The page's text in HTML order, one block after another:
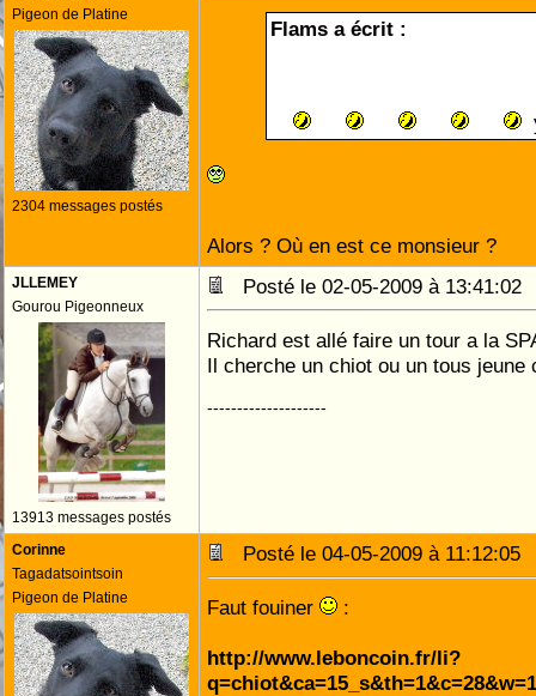
Pigeon de Platine
2304 messages postés
Flams a écrit :
Alors ? Où en est ce monsieur ?
JLLEMEY
Gourou Pigeonneux
13913 messages postés
Posté le 02-05-2009 à
Richard est allé faire un tour a la
Il cherche un chiot ou un tous
--------------------
Corinne
Tagadatsointsoin
Pigeon de Platine
Posté le 04-05-2009 à
Faut fouiner :
http://www.leboncoin.fr/li?